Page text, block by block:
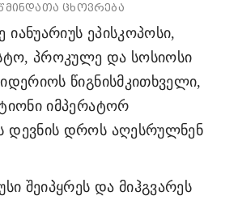
ცხოვრება
ეპისკოპოსი,
პროკულე და სოსიოსი
წიგნისმკითხველი,
იმპერატორ
დევნის დროს აღესრულნენ
შეიპყრეს და მიჰგვარეს